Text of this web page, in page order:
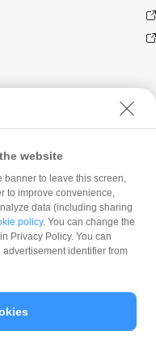
website
banner to leave this screen,
to improve convenience,
data (including sharing
policy. You can change the
Privacy Policy. You can
identifier from